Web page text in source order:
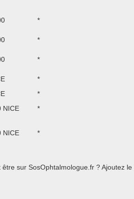
*
*
*
*
*
NICE *
NICE *
sur SosOphtalmologue.fr ? Ajoutez le